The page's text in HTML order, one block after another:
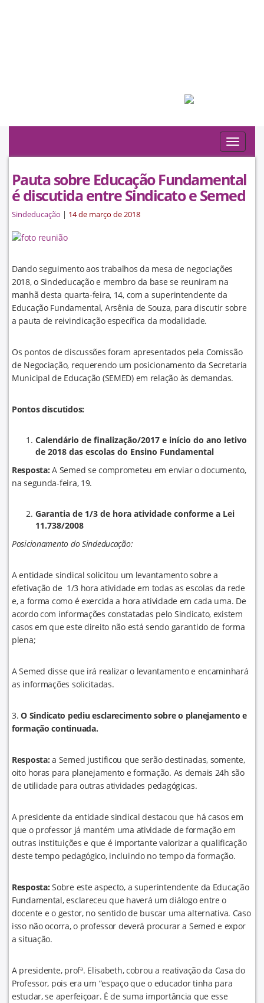
Toggle
Pauta sobre Educação Fundamental
é discutida entre Sindicato e Semed
Sindeducação | 14 de março de 2018
Dando seguimento aos trabalhos da mesa de negociações
2018, o Sindeducação e membro da base se reuniram na
manhã desta quarta-feira, 14, com a superintendente da
Educação Fundamental, Arsênia de Souza, para discutir sobre
a pauta de reivindicação específica da modalidade.
Os pontos de discussões foram apresentados pela Comissão
de Negociação, requerendo um posicionamento da Secretaria
Municipal de Educação (SEMED) em relação às demandas.
Pontos discutidos:
Calendário de finalização/2017 e início do ano letivo
de 2018 das escolas do Ensino Fundamental
Resposta: A Semed se comprometeu em enviar o documento,
na segunda-feira, 19.
Garantia de 1/3 de hora atividade conforme a Lei
11.738/2008
Posicionamento do Sindeducação:
A entidade sindical solicitou um levantamento sobre a
efetivação de 1/3 hora atividade em todas as escolas da rede
e, a forma como é exercida a hora atividade em cada uma. De
acordo com informações constatadas pelo Sindicato, existem
casos em que este direito não está sendo garantido de forma
plena;
A Semed disse que irá realizar o levantamento e encaminhará
as informações solicitadas.
3. O Sindicato pediu esclarecimento sobre o planejamento e
formação continuada.
Resposta: a Semed justificou que serão destinadas, somente,
oito horas para planejamento e formação. As demais 24h são
de utilidade para outras atividades pedagógicas.
A presidente da entidade sindical destacou que há casos em
que o professor já mantém uma atividade de formação em
outras instituições e que é importante valorizar a qualificação
deste tempo pedagógico, incluindo no tempo da formação.
Resposta: Sobre este aspecto, a superintendente da Educação
Fundamental, esclareceu que haverá um diálogo entre o
docente e o gestor, no sentido de buscar uma alternativa. Caso
isso não ocorra, o professor deverá procurar a Semed e expor
a situação.
A presidente, profª. Elisabeth, cobrou a reativação da Casa do
Professor, pois era um “espaço que o educador tinha para
estudar, se aperfeiçoar. É de suma importância que esse